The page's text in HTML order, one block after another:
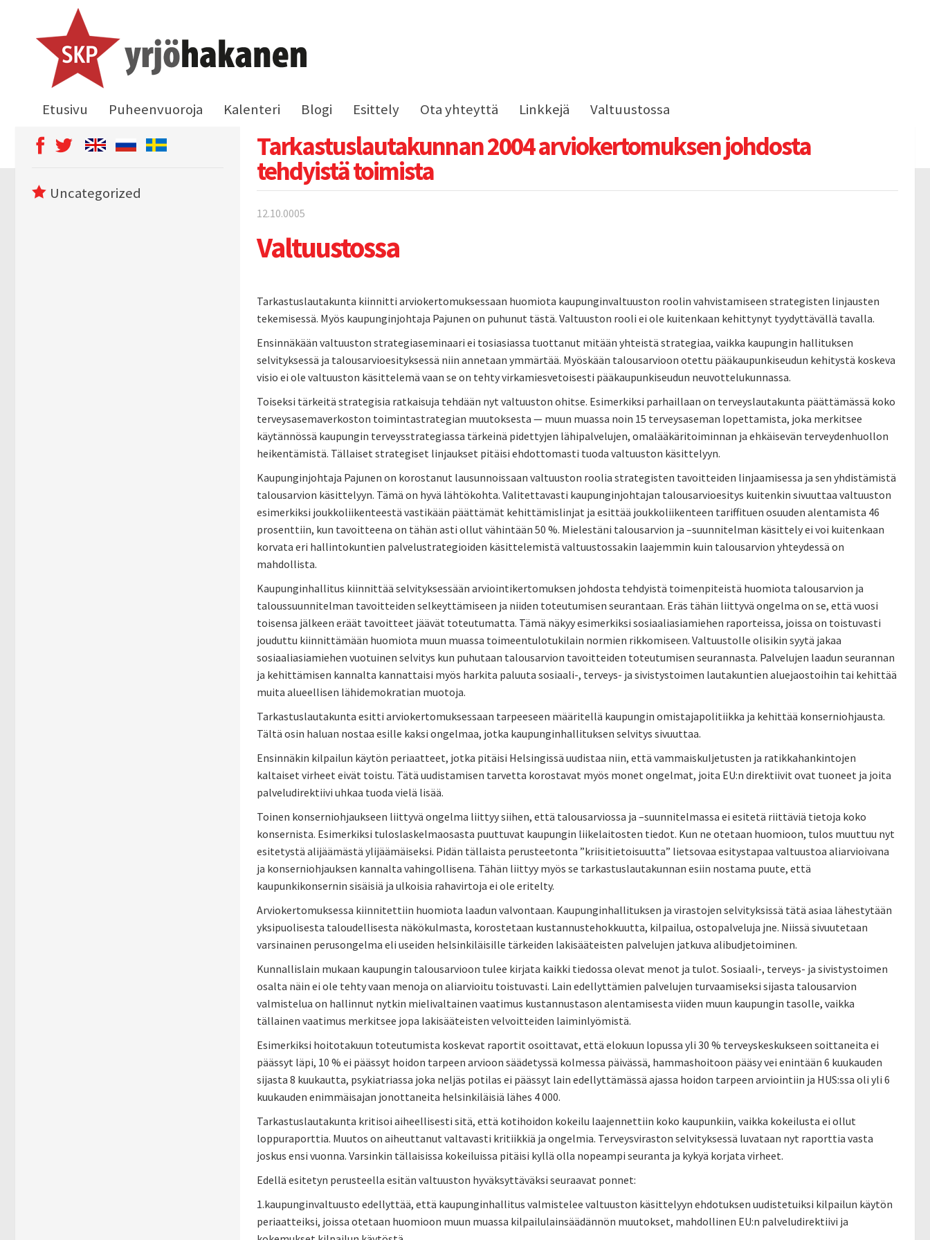
Etusivu Puheenvuoroja Kalenteri Blogi Esittely Ota yhteyttä Linkkejä Valtuustossa
Tarkastuslautakunnan 2004 arviokertomuksen johdosta
tehdyistä toimista
12.10.0005
Valtuustossa
Tarkastuslautakunta kiinnitti arviokertomuksessaan huomiota kaupunginvaltuuston roolin vahvistamiseen strategisten linjausten
tekemisessä. Myös kaupunginjohtaja Pajunen on puhunut tästä. Valtuuston rooli ei ole kuitenkaan kehittynyt tyydyttävällä tavalla.
Ensinnäkään valtuuston strategiaseminaari ei tosiasiassa tuottanut mitään yhteistä strategiaa, vaikka kaupungin hallituksen
selvityksessä ja talousarvioesityksessä niin annetaan ymmärtää. Myöskään talousarvioon otettu pääkaupunkiseudun kehitystä koskeva
visio ei ole valtuuston käsittelemä vaan se on tehty virkamiesvetoisesti pääkaupunkiseudun neuvottelukunnassa.
Toiseksi tärkeitä strategisia ratkaisuja tehdään nyt valtuuston ohitse. Esimerkiksi parhaillaan on terveyslautakunta päättämässä koko
terveysasemaverkoston toimintastrategian muutoksesta — muun muassa noin 15 terveysaseman lopettamista, joka merkitsee
käytännössä kaupungin terveysstrategiassa tärkeinä pidettyjen lähipalvelujen, omalääkäritoiminnan ja ehkäisevän terveydenhuollon
heikentämistä. Tällaiset strategiset linjaukset pitäisi ehdottomasti tuoda valtuuston käsittelyyn.
Kaupunginjohtaja Pajunen on korostanut lausunnoissaan valtuuston roolia strategisten tavoitteiden linjaamisessa ja sen yhdistämistä
talousarvion käsittelyyn. Tämä on hyvä lähtökohta. Valitettavasti kaupunginjohtajan talousarvioesitys kuitenkin sivuuttaa valtuuston
esimerkiksi joukkoliikenteestä vastikään päättämät kehittämislinjat ja esittää joukkoliikenteen tariffituen osuuden alentamista 46
prosenttiin, kun tavoitteena on tähän asti ollut vähintään 50 %. Mielestäni talousarvion ja –suunnitelman käsittely ei voi kuitenkaan
korvata eri hallintokuntien palvelustrategioiden käsittelemistä valtuustossakin laajemmin kuin talousarvion yhteydessä on
mahdollista.
Kaupunginhallitus kiinnittää selvityksessään arviointikertomuksen johdosta tehdyistä toimenpiteistä huomiota talousarvion ja
taloussuunnitelman tavoitteiden selkeyttämiseen ja niiden toteutumisen seurantaan. Eräs tähän liittyvä ongelma on se, että vuosi
toisensa jälkeen eräät tavoitteet jäävät toteutumatta. Tämä näkyy esimerkiksi sosiaaliasiamiehen raporteissa, joissa on toistuvasti
jouduttu kiinnittämään huomiota muun muassa toimeentulotukilain normien rikkomiseen. Valtuustolle olisikin syytä jakaa
sosiaaliasiamiehen vuotuinen selvitys kun puhutaan talousarvion tavoitteiden toteutumisen seurannasta. Palvelujen laadun seurannan
ja kehittämisen kannalta kannattaisi myös harkita paluuta sosiaali-, terveys- ja sivistystoimen lautakuntien aluejaostoihin tai kehittää
muita alueellisen lähidemokratian muotoja.
Tarkastuslautakunta esitti arviokertomuksessaan tarpeeseen määritellä kaupungin omistajapolitiikka ja kehittää konserniohjausta.
Tältä osin haluan nostaa esille kaksi ongelmaa, jotka kaupunginhallituksen selvitys sivuuttaa.
Ensinnäkin kilpailun käytön periaatteet, jotka pitäisi Helsingissä uudistaa niin, että vammaiskuljetusten ja ratikkahankintojen
kaltaiset virheet eivät toistu. Tätä uudistamisen tarvetta korostavat myös monet ongelmat, joita EU:n direktiivit ovat tuoneet ja joita
palveludirektiivi uhkaa tuoda vielä lisää.
Toinen konserniohjaukseen liittyvä ongelma liittyy siihen, että talousarviossa ja –suunnitelmassa ei esitetä riittäviä tietoja koko
konsernista. Esimerkiksi tuloslaskelmaosasta puuttuvat kaupungin liikelaitosten tiedot. Kun ne otetaan huomioon, tulos muuttuu nyt
esitetystä alijäämästä ylijäämäiseksi. Pidän tällaista perusteetonta ”kriisitietoisuutta” lietsovaa esitystapaa valtuustoa aliarvioivana
ja konserniohjauksen kannalta vahingollisena. Tähän liittyy myös se tarkastuslautakunnan esiin nostama puute, että
kaupunkikonsernin sisäisiä ja ulkoisia rahavirtoja ei ole eritelty.
Arviokertomuksessa kiinnitettiin huomiota laadun valvontaan. Kaupunginhallituksen ja virastojen selvityksissä tätä asiaa lähestytään
yksipuolisesta taloudellisesta näkökulmasta, korostetaan kustannustehokkuutta, kilpailua, ostopalveluja jne. Niissä sivuutetaan
varsinainen perusongelma eli useiden helsinkiläisille tärkeiden lakisääteisten palvelujen jatkuva alibudjetoiminen.
Kunnallislain mukaan kaupungin talousarvioon tulee kirjata kaikki tiedossa olevat menot ja tulot. Sosiaali-, terveys- ja sivistystoimen
osalta näin ei ole tehty vaan menoja on aliarvioitu toistuvasti. Lain edellyttämien palvelujen turvaamiseksi sijasta talousarvion
valmistelua on hallinnut nytkin mielivaltainen vaatimus kustannustason alentamisesta viiden muun kaupungin tasolle, vaikka
tällainen vaatimus merkitsee jopa lakisääteisten velvoitteiden laiminlyömistä.
Esimerkiksi hoitotakuun toteutumista koskevat raportit osoittavat, että elokuun lopussa yli 30 % terveyskeskukseen soittaneita ei
päässyt läpi, 10 % ei päässyt hoidon tarpeen arvioon säädetyssä kolmessa päivässä, hammashoitoon pääsy vei enintään 6 kuukauden
sijasta 8 kuukautta, psykiatriassa joka neljäs potilas ei päässyt lain edellyttämässä ajassa hoidon tarpeen arviointiin ja HUS:ssa oli yli 6
kuukauden enimmäisajan jonottaneita helsinkiläisiä lähes 4 000.
Tarkastuslautakunta kritisoi aiheellisesti sitä, että kotihoidon kokeilu laajennettiin koko kaupunkiin, vaikka kokeilusta ei ollut
loppuraporttia. Muutos on aiheuttanut valtavasti kritiikkiä ja ongelmia. Terveysviraston selvityksessä luvataan nyt raporttia vasta
joskus ensi vuonna. Varsinkin tällaisissa kokeiluissa pitäisi kyllä olla nopeampi seuranta ja kykyä korjata virheet.
Edellä esitetyn perusteella esitän valtuuston hyväksyttäväksi seuraavat ponnet:
1.kaupunginvaltuusto edellyttää, että kaupunginhallitus valmistelee valtuuston käsittelyyn ehdotuksen uudistetuiksi kilpailun käytön
periaatteiksi, joissa otetaan huomioon muun muassa kilpailulainsäädännön muutokset, mahdollinen EU:n palveludirektiivi ja
Uncategorized